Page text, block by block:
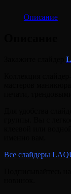
Описание
Все слайдеры